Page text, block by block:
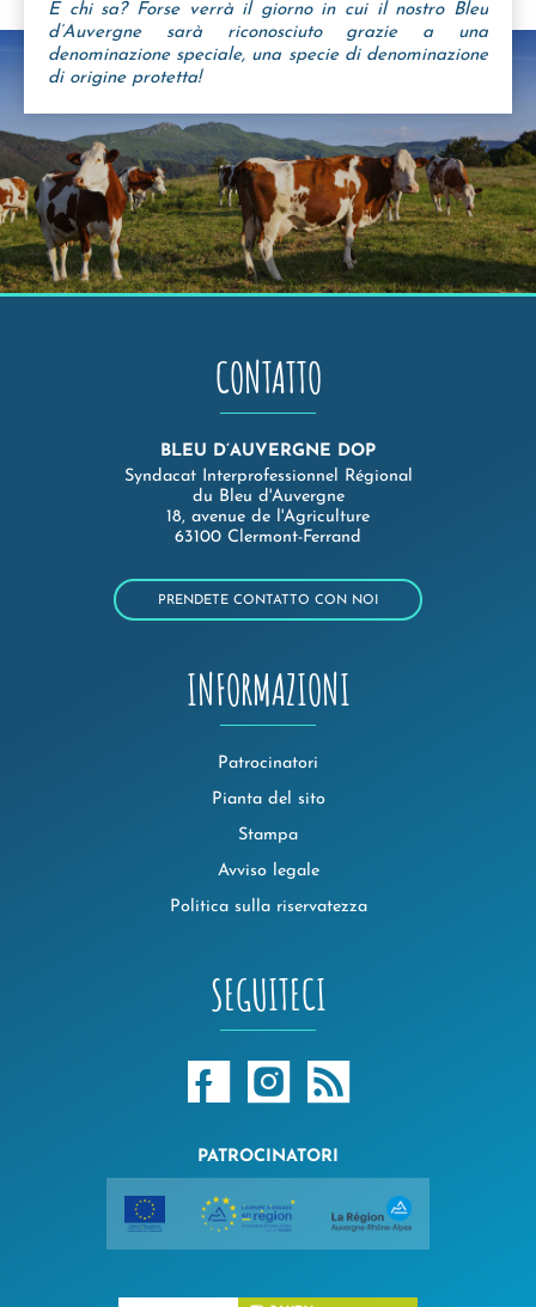
E chi sa? Forse verrà il giorno in cui il nostro Bleu
d’Auvergne sarà riconosciuto grazie a una
denominazione speciale, una specie di denominazione
di origine protetta!
CONTATTO
BLEU D’AUVERGNE DOP
Syndacat Interprofessionnel Régional
du Bleu d'Auvergne
18, avenue de l'Agriculture
63100 Clermont-Ferrand
PRENDETE CONTATTO CON NOI
INFORMAZIONI
Patrocinatori
Pianta del sito
Stampa
Avviso legale
Politica sulla riservatezza
SEGUITECI
PATROCINATORI